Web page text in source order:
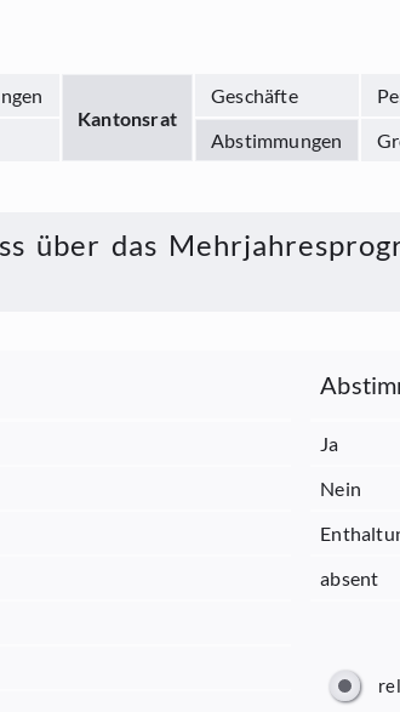
Kantonsrat
Geschäfte
Abstimmungen
über das
Ja
Nein
absent